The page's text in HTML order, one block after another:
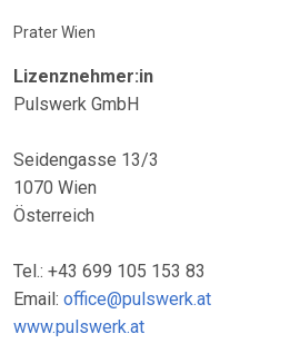
Prater Wien
Lizenznehmer:in
Pulswerk GmbH
Seidengasse 13/3
1070 Wien
Österreich
Tel.: +43 699 105 153 83
Email: office@pulswerk.at
www.pulswerk.at